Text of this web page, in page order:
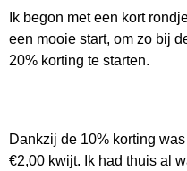
Ik begon met een kort
een mooie start, om zo bij
20% korting te starten.
Dankzij de 10% korting
€2,00 kwijt. Ik had thuis al